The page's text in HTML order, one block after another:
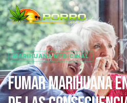
MARIHUANA MEDICINAL
FUMAR MARIHUANA